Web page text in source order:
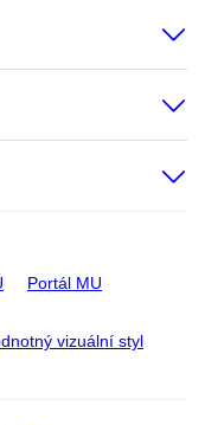
Portál MU
vizuální styl